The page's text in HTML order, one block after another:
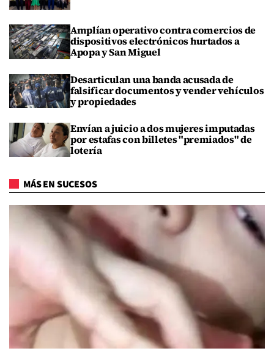
Amplían operativo contra comercios de
dispositivos electrónicos hurtados a
Apopa y San Miguel
Desarticulan una banda acusada de
falsificar documentos y vender vehículos
y propiedades
Envían a juicio a dos mujeres imputadas
por estafas con billetes "premiados" de
lotería
MÁS EN SUCESOS